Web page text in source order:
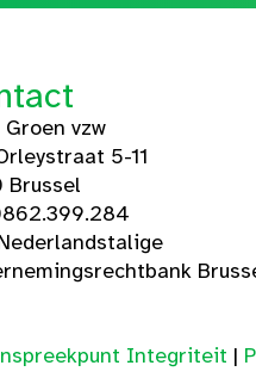
vzw
5-11
Brussel
Integriteit |